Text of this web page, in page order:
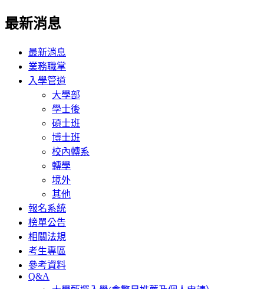
最新消息
最新消息
業務職掌
入學管道
大學部
學士後
碩士班
博士班
校內轉系
轉學
境外
其他
報名系統
榜單公告
相關法規
考生專區
參考資料
Q&A